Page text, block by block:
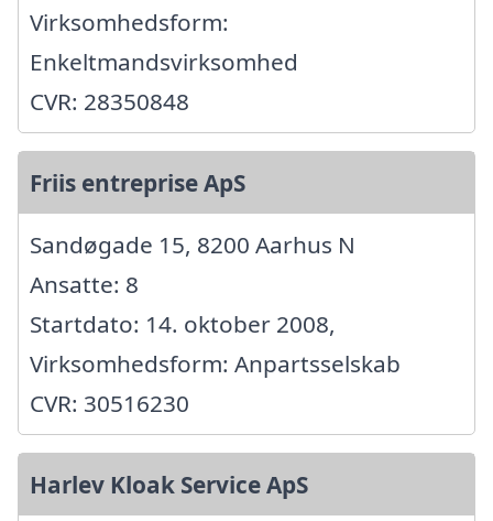
Virksomhedsform:
Enkeltmandsvirksomhed
CVR: 28350848
Friis entreprise ApS
Sandøgade 15, 8200 Aarhus N
Ansatte: 8
Startdato: 14. oktober 2008,
Virksomhedsform: Anpartsselskab
CVR: 30516230
Harlev Kloak Service ApS